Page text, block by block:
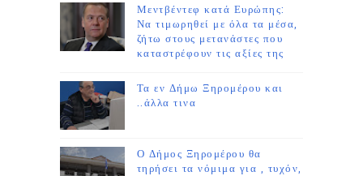
Μεντβέντεφ κατά Ευρώπης:
Να τιμωρηθεί με όλα τα μέσα,
ζήτω στους μετανάστες που
καταστρέφουν τις αξίες της
Τα εν Δήμω Ξηρομέρου και
..άλλα τινα
Ο Δήμος Ξηρομέρου θα
τηρήσει τα νόμιμα για , τυχόν,